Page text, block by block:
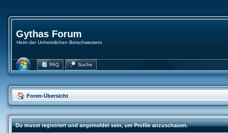
Gythas Forum
Heim der Unheimlichen Betschwestern
FAQ Suche
Foren-Übersicht
Du musst registriert und angemeldet sein, um Profile anzuschauen.